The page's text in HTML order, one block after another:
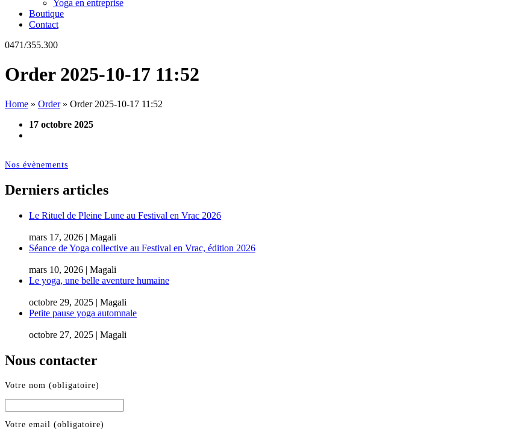
Yoga en entreprise
Boutique
Contact
0471/355.300
Order 2025-10-17 11:52
Home » Order» Order 2025-10-17 11:52
17 octobre 2025
Nos évènements
Derniers articles
Le Rituel de Pleine Lune au Festival en Vrac 2026
mars 17, 2026 | Magali
Séance de Yoga collective au Festival en Vrac, édition 2026
mars 10, 2026 | Magali
Le yoga, une belle aventure humaine
octobre 29, 2025 | Magali
Petite pause yoga automnale
octobre 27, 2025 | Magali
Nous contacter
Votre nom (obligatoire)
Votre email (obligatoire)